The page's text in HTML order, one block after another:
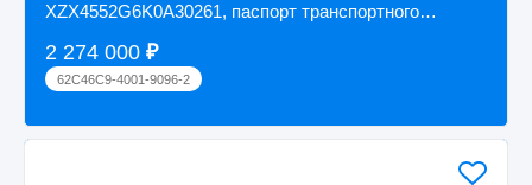
ХZX4552G6K0A30261, паспорт транспортного
2 274 000 ₽
62C46C9-4001-9096-2